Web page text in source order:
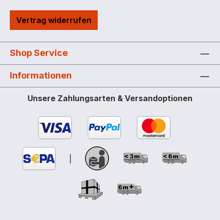
mit Winkelstück
Vertrag widerrufen
Shop Service
Informationen
Unsere Zahlungsarten & Versandoptionen